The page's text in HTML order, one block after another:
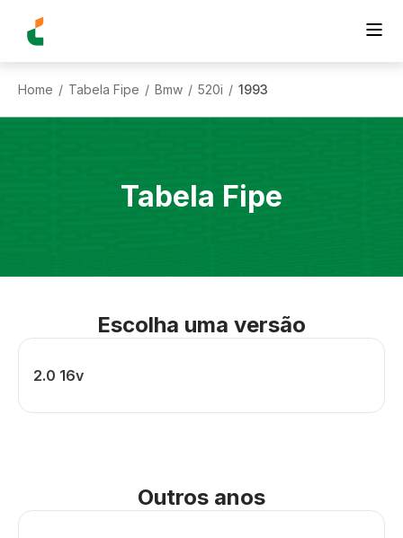
Home / Tabela Fipe / Bmw / 520i / 1993
Tabela Fipe
Escolha uma versão
2.0 16v
Outros anos